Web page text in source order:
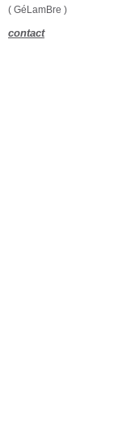
( GéLamBre )
contact